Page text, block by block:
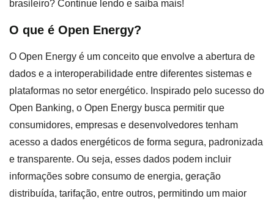
brasileiro? Continue lendo e saiba mais!
O que é Open Energy?
O Open Energy é um conceito que envolve a abertura de
dados e a interoperabilidade entre diferentes sistemas e
plataformas no setor energético. Inspirado pelo sucesso do
Open Banking, o Open Energy busca permitir que
consumidores, empresas e desenvolvedores tenham
acesso a dados energéticos de forma segura, padronizada
e transparente. Ou seja, esses dados podem incluir
informações sobre consumo de energia, geração
distribuída, tarifação, entre outros, permitindo um maior